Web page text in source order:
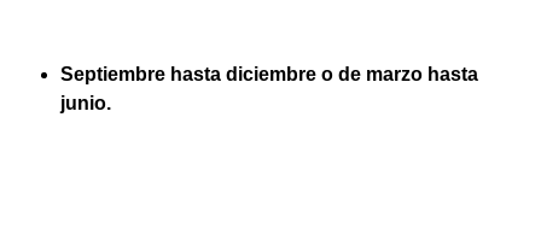
Septiembre hasta diciembre o de marzo hasta
junio.